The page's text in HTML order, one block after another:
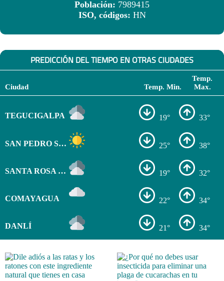
Población: 7989415
ISO, códigos: HN
PREDICCIÓN DEL TIEMPO EN OTRAS CIUDADES
Ciudad Temp. Min.
Temp.
Max.
TEGUCIGALPA 19° 33°
SAN PEDRO SULA 25° 38°
SANTA ROSA DE COPÁN 19° 32°
COMAYAGUA 22° 34°
DANLÍ 21° 34°